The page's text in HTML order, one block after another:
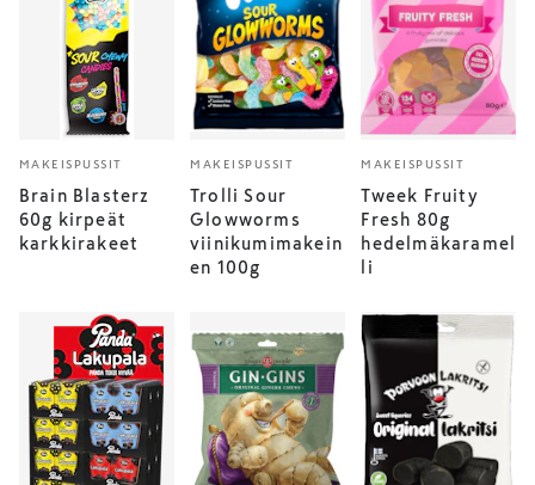
MAKEISPUSSIT
Brain Blasterz
60g kirpeät
karkkirakeet
MAKEISPUSSIT
Trolli Sour
Glowworms
viinikumimakein
en 100g
MAKEISPUSSIT
Tweek Fruity
Fresh 80g
hedelmäkaramel
li